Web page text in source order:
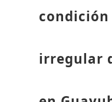
irregular